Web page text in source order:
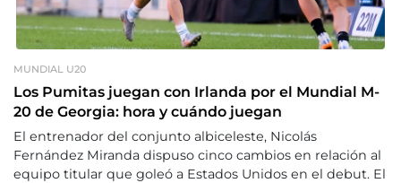
MUNDIAL U20
Los Pumitas juegan con Irlanda por el Mundial M-
20 de Georgia: hora y cuándo juegan
El entrenador del conjunto albiceleste, Nicolás
Fernández Miranda dispuso cinco cambios en relación al
equipo titular que goleó a Estados Unidos en el debut. El